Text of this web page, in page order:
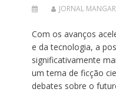
JORNAL
Com os avanços
e da tecnologia, a
significativamente
um tema de ficção
debates sobre o